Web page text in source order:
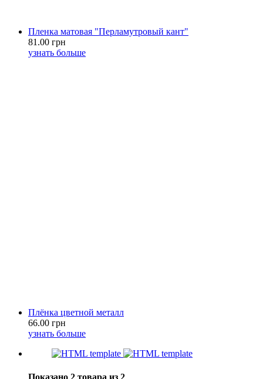
Пленка матовая "Перламутровый кант"
81.00 грн
узнать больше
Плёнка цветной металл
66.00 грн
узнать больше
Показано 2 товара из 2